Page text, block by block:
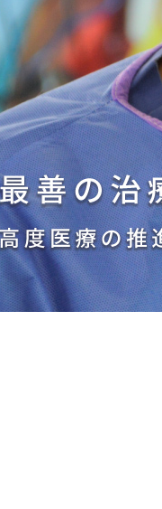
アップ
急センター
推進室